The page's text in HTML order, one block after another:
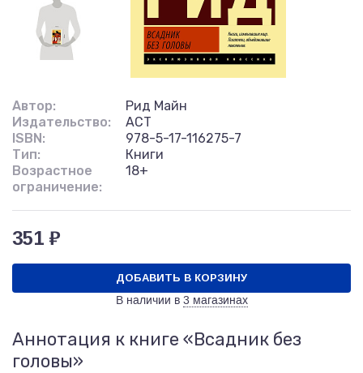
Автор:
Рид Майн
Издательство:
АСТ
ISBN:
978-5-17-116275-7
Тип:
Книги
Возрастное
ограничение:
18+
351 ₽
ДОБАВИТЬ В КОРЗИНУ
В наличии в 3 магазинах
Аннотация к книге «Всадник без
головы»